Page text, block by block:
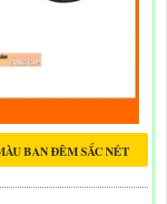
BAN ĐÊM SẮC NÉT